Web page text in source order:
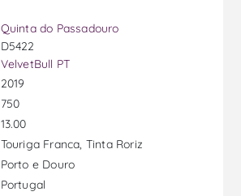
Quinta do Passadouro
D5422
VelvetBull PT
2019
750
13.00
Touriga Franca, Tinta Roriz
Porto e Douro
Portugal